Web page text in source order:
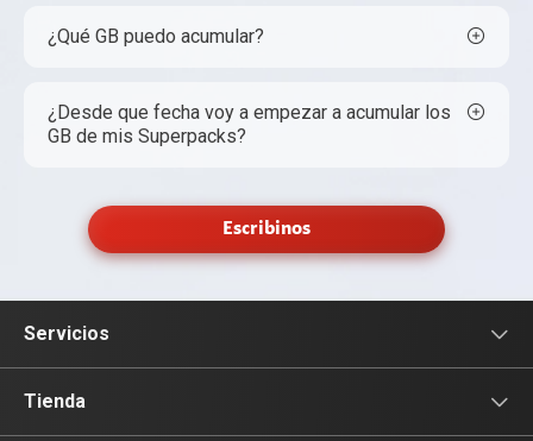
¿Qué GB puedo acumular?
¿Desde que fecha voy a empezar a acumular los
GB de mis Superpacks?
Escribinos
Servicios
Servicio Móviles
Tienda